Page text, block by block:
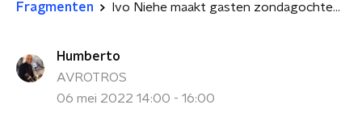
Fragmenten Ivo Niehe maakt gasten zondagochtendprogramma bekend
Humberto
AVROTROS
06 mei 2022 14:00 - 16:00